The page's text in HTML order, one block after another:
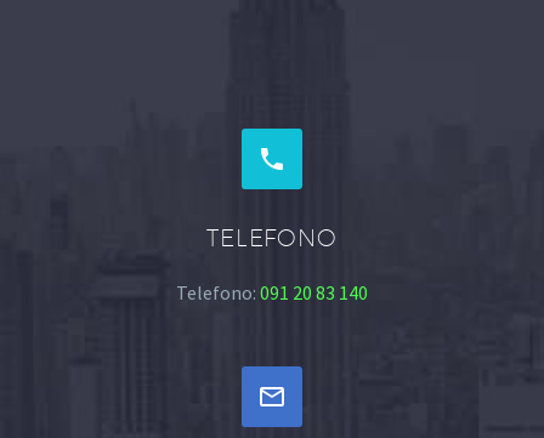


TELEFONO
Telefono: 091 20 83 140

